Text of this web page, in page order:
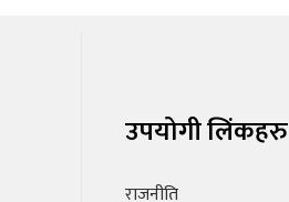
उपयोगी लिंकहरु
राजनीति